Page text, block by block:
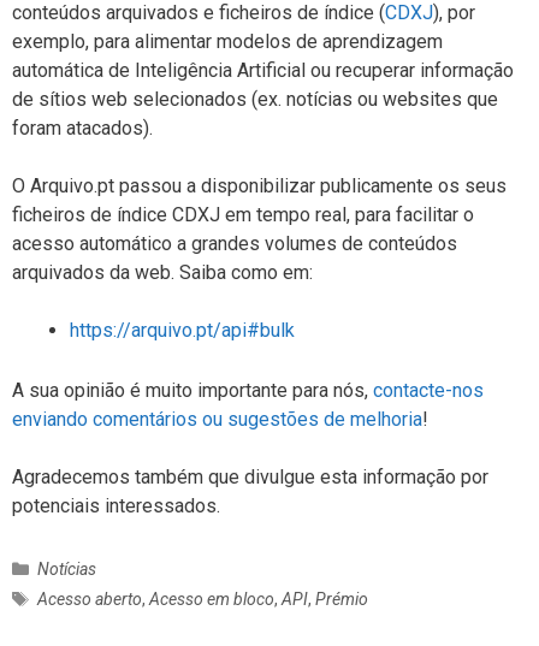
conteúdos arquivados e ficheiros de índice (CDXJ), por
exemplo, para alimentar modelos de aprendizagem
automática de Inteligência Artificial ou recuperar informação
de sítios web selecionados (ex. notícias ou websites que
foram atacados).
O Arquivo.pt passou a disponibilizar publicamente os seus
ficheiros de índice CDXJ em tempo real, para facilitar o
acesso automático a grandes volumes de conteúdos
arquivados da web. Saiba como em:
https://arquivo.pt/api#bulk
A sua opinião é muito importante para nós, contacte-nos
enviando comentários ou sugestões de melhoria!
Agradecemos também que divulgue esta informação por
potenciais interessados.
C
a
Notícias
E
Acesso aberto,Acesso em bloco,API,Prémio